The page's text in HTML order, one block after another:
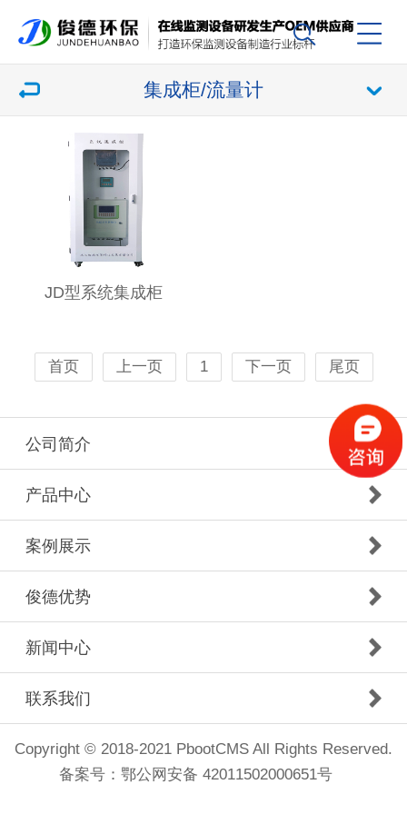
集成柜/流量计
JD型系统集成柜
首页 上一页 1 下一页 尾页
公司简介
产品中心
案例展示
俊德优势
新闻中心
联系我们
Copyright © 2018-2021 PbootCMS All Rights Reserved.
备案号： 鄂公网安备 42011502000651号